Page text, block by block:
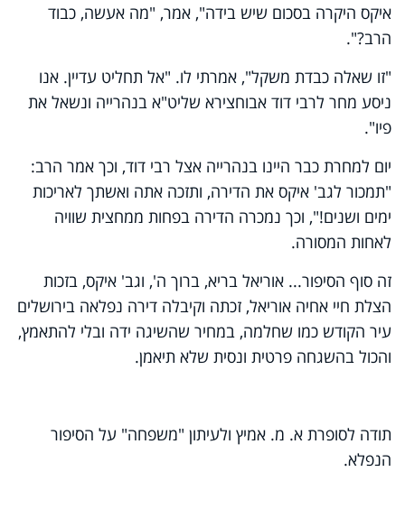
איקס היקרה בסכום שיש בידה", אמר, "מה אעשה, כבוד
הרב?".
"זו שאלה כבדת משקל", אמרתי לו. "אל תחליט עדיין. אנו
ניסע מחר לרבי דוד אבוחצירא שליט"א בנהרייה ונשאל את
פיו".
יום למחרת כבר היינו בנהרייה אצל רבי דוד, וכך אמר הרב:
"תמכור לגב' איקס את הדירה, ותזכה אתה ואשתך לאריכות
ימים ושנים!", וכך נמכרה הדירה בפחות ממחצית שוויה
לאחות המסורה.
זה סוף הסיפור... אוריאל בריא, ברוך ה', וגב' איקס, בזכות
הצלת חיי אחיה אוריאל, זכתה וקיבלה דירה נפלאה בירושלים
עיר הקודש כמו שחלמה, במחיר שהשיגה ידה ובלי להתאמץ,
והכול בהשגחה פרטית ונסית שלא תיאמן.
תודה לסופרת א. מ. אמיץ ולעיתון "משפחה" על הסיפור
הנפלא.